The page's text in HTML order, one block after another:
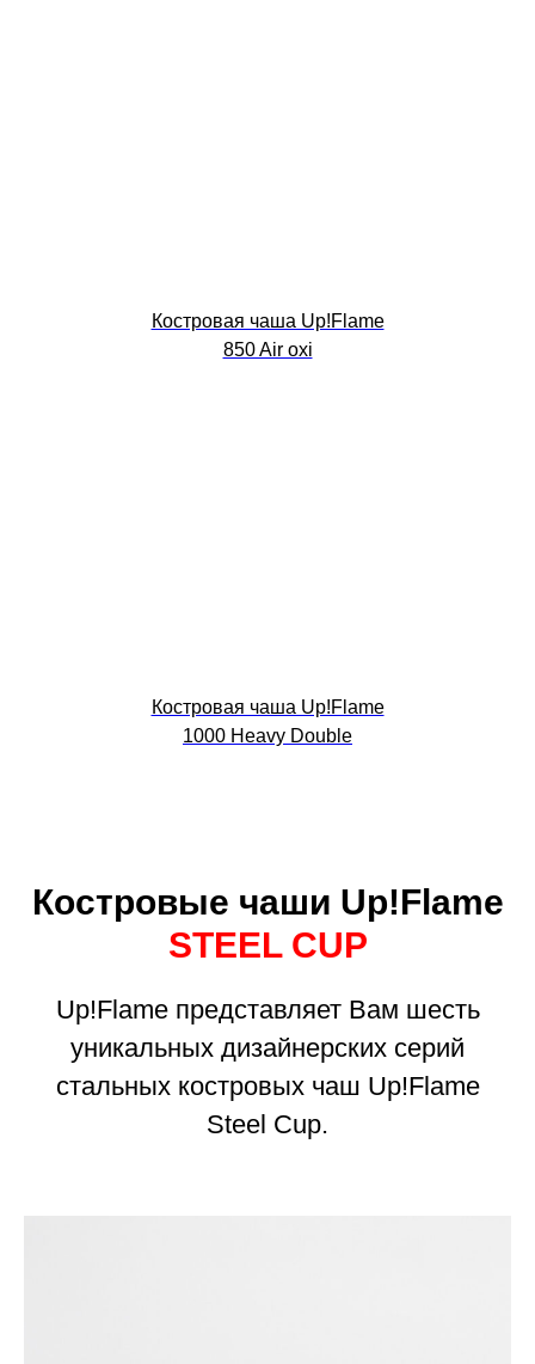
Костровая чаша Up!Flame
850 Air oxi
Костровая чаша Up!Flame
1000 Heavy Double
Костровые чаши Up!Flame
STEEL CUP
Up!Flame представляет Вам шесть
уникальных дизайнерских серий
стальных костровых чаш Up!Flame
Steel Cup.